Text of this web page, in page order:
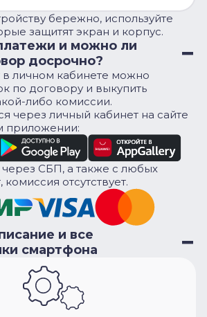
бережно, используйте
защитят экран и корпус.
и можно ли
досрочно?
личном кабинете можно
по договору и выкупить
либо комиссии.
через личный кабинет на сайте
приложении:
СБП, а также с любых
отсутствует.
и все
смартфона